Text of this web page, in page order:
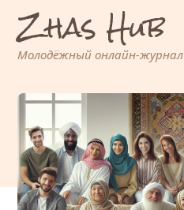
Перейти
содержимому
Zhas Hub
Молодёжный онлайн-журнал